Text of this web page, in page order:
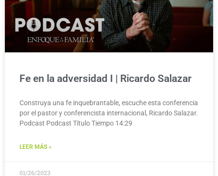
Fe en la adversidad I | Ricardo Salazar
Construya una fe inquebrantable, escuche esta conferencia
por el pastor y conferencista internacional, Ricardo Salazar.
Podcast Podcast Título Tiempo 14:29
LEER MÁS »
01/26/2023